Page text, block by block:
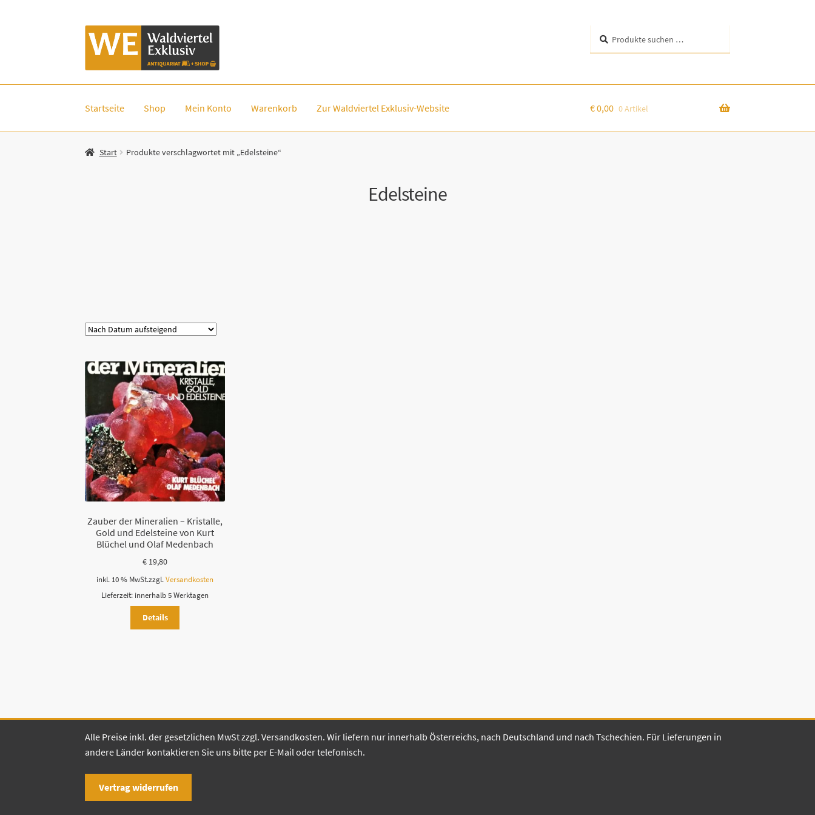
Zur
Navigation
Zum
Inhalt
nach:
Startseite Shop Mein Konto Warenkorb Zur Waldviertel Exklusiv-Website €0,00 0 Artikel
Start Produkte verschlagwortet mit „Edelsteine“
Edelsteine
Zauber der Mineralien – Kristalle,
Gold und Edelsteine von Kurt
Blüchel und Olaf Medenbach
€ 19,80
inkl. 10 % MwSt.zzgl.Versandkosten
Lieferzeit: innerhalb 5 Werktagen
Details
Alle Preise inkl. der gesetzlichen MwSt zzgl. Versandkosten. Wir liefern nur innerhalb Österreichs, nach Deutschland und nach Tschechien. Für Lieferungen in
andere Länder kontaktieren Sie uns bitte per E-Mail oder telefonisch.
Vertrag widerrufen